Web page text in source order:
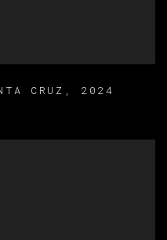
CRUZ , 2024